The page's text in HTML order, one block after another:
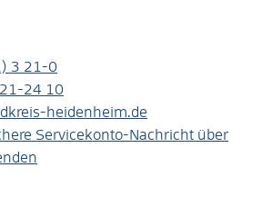
3 21-0
21-24 10
heidenheim.de
Servicekonto-Nachricht über